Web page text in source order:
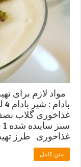
مواد لازم برای
غذاخوری گلاب
غذاخوری طرز
متن کامل